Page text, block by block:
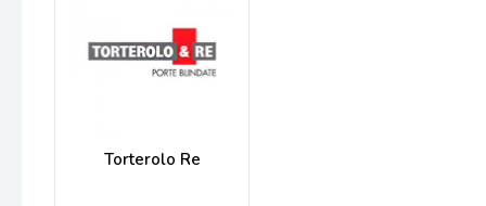
Torterolo Re